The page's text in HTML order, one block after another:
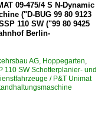
09-475/4 S N-Dynamic
("D-BUG 99 80 9123
110 SW ("99 80 9425
Berlin-
AG, Hoppegarten,
110 SW Schotterplanier- und
/ P&T Unimat